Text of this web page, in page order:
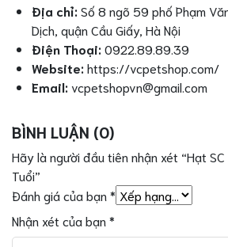
Địa chỉ: Số 8 ngõ 59 phố Phạm
Dịch, quận Cầu Giấy, Hà Nội
Điện Thoại: 0922.89.89.39
Website: https://vcpetshop.com/
Email: vcpetshopvn@gmail.com
BÌNH LUẬN (0)
Hãy là người đầu tiên nhận xét “Hạt SC
Tuổi”
Đánh giá của bạn *
Nhận xét của bạn *